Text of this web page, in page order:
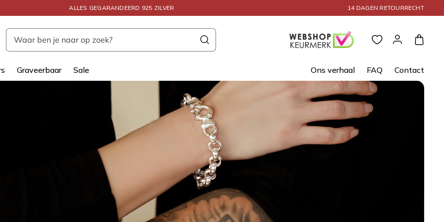
ALLES GEGARANDEERD 925 ZILVER 14 DAGEN RETOURRECHT
Waar ben je naar op zoek?
Graveerbaar Sale Ons verhaal FAQ Contact
InloggenWinkelwagen